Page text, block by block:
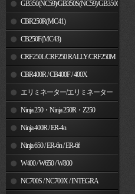
GB350(NC59)/GB350S(NC59)/GB350C(NC64)
CBR250R(MC41)
CB250F(MC43)
CRF250L/CRF250 RALLY/CRF250M
CBR400R / CB400F / 400X
エリミネーター/エリミネーター
SE Ninja 250・Ninja 250R・Z250
Ninja 400R / ER-4n
Ninja 650 / ER-6n / ER-6f
W400 / W650 / W800
NC700S / NC700X / INTEGRA